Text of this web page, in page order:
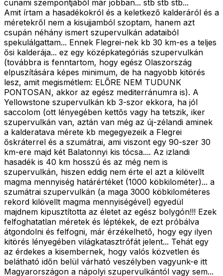
cunami szempontjából már jobban... stb stb stb...
Amit írtam a hasadékokról és a keletkező kalderáról és a
méretekről nem a kisujjamból szoptam, hanem azt
csupán néhány ismert szupervulkán adataiból
spekulálgattam... Ennek Flegrei-nek kb 30 km-es a teljes
ősi kalderája... ez egy középkategóriás szupervulkán
(továbbra is fenntartom, hogy egész Olaszország
elpuszítására képes minimum, de ha nagyobb kitörés
lesz, amit megismétlem: ELŐRE NEM TUDUNK
PONTOSAN, akkor az egész mediterránumra is). A
Yellowstone szupervulkán kb 3-szor ekkora, ha jól
saccolom (ott lényegében kettős vagy ha tetszik, iker
szupervulkán van, aztán van még az új-zélandi aminek
a kalderatava mérete kb megegyezeik a Flegrei
őskráterrel és a szumátrai, ami viszont egy 90-szer 30
km-ere majd két Balatonnyi kis tócsa.... Az izlandi
hasadék is 40 km hosszú és az még nem is
szupervulkán, hiszen eddig nem érte el azt a kilövellt
magma mennyiség határértéket (1000 köbkilométer)... a
szumátrai szupervulkán (a maga 3000 köbkilométeres
rekord kilövellt magma mennyiségével) egyedül
majdnem kipusztította az életet az egész bolygón!!! Ezek
felfoghatatlan méretek és léptékek, de ezt próbálva
átgondolni és felfogni, már érzékelhető, hogy egy ilyen
kitörés lényegében világkatasztrófát jelent... Tehát egy
az érdekes a kisembernek, hogy valós közvetlen és
belátható időn belül várható veszélyben vagyunk-e itt
Magyarországon a nápolyi szupervulkántól vagy sem...